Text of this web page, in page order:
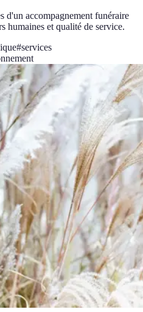
d'un accompagnement funéraire
humaines et qualité de service.
#services